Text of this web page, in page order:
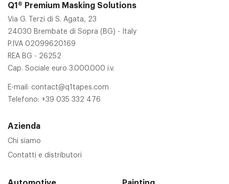
Q1® Premium Masking Solutions
Via G. Terzi di S. Agata, 23
24030 Brembate di Sopra (BG) - Italy
P.IVA 02099620169
REA BG - 26252
Cap. Sociale euro 3.000.000 i.v.
E-mail: contact@q1tapes.com
Telefono: +39 035 332 476
Azienda
Chi siamo
Contatti e distributori